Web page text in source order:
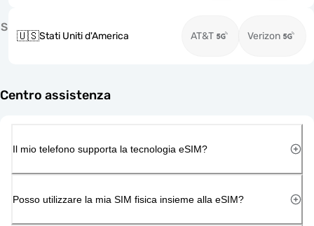
S
🇺🇸Stati Uniti d'America AT&T Verizon
Centro assistenza
Il mio telefono supporta la tecnologia eSIM?
Posso utilizzare la mia SIM fisica insieme alla eSIM?